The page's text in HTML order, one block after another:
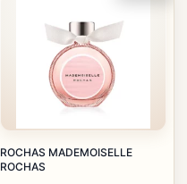
ROCHAS MADEMOISELLE
ROCHAS